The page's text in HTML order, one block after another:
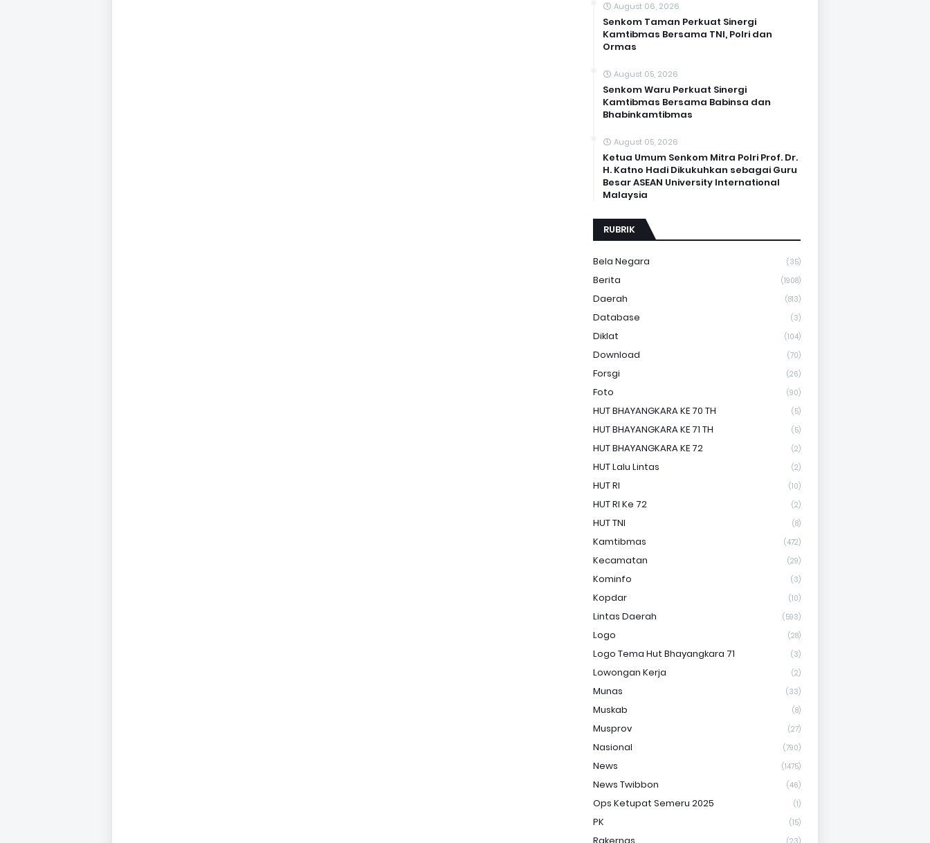
August 06, 2026
Senkom Taman Perkuat Sinergi
Kamtibmas Bersama TNI, Polri dan
Ormas
August 05, 2026
Senkom Waru Perkuat Sinergi
Kamtibmas Bersama Babinsa dan
Bhabinkamtibmas
August 05, 2026
Ketua Umum Senkom Mitra Polri Prof. Dr.
H. Katno Hadi Dikukuhkan sebagai Guru
Besar ASEAN University International
Malaysia
RUBRIK
Bela Negara (35)
Berita (1908)
Daerah (813)
Database (3)
Diklat (104)
Download (70)
Forsgi (26)
Foto (90)
HUT BHAYANGKARA KE 70 TH (5)
HUT BHAYANGKARA KE 71 TH (5)
HUT BHAYANGKARA KE 72 (2)
HUT Lalu Lintas (2)
HUT RI (10)
HUT RI Ke 72 (2)
HUT TNI (8)
Kamtibmas (472)
Kecamatan (29)
Kominfo (3)
Kopdar (10)
Lintas Daerah (593)
Logo (28)
Logo Tema Hut Bhayangkara 71 (3)
Lowongan Kerja (2)
Munas (33)
Muskab (8)
Musprov (27)
Nasional (790)
News (1475)
News Twibbon (46)
Ops Ketupat Semeru 2025 (1)
PK (15)